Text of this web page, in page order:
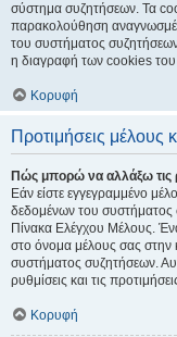
σύστημα συζητήσεων. Τα
παρακολούθηση
του συστήματος
η διαγραφή των cookies
Κορυφή
Προτιμήσεις μέλους
Πώς μπορώ να αλλάξω τις
Εάν είστε εγγεγραμμένο
δεδομένων του συστήματος
Πίνακα Ελέγχου Μέλους.
στο όνομα μέλους σας στην
συστήματος συζητήσεων.
ρυθμίσεις και τις
Κορυφή